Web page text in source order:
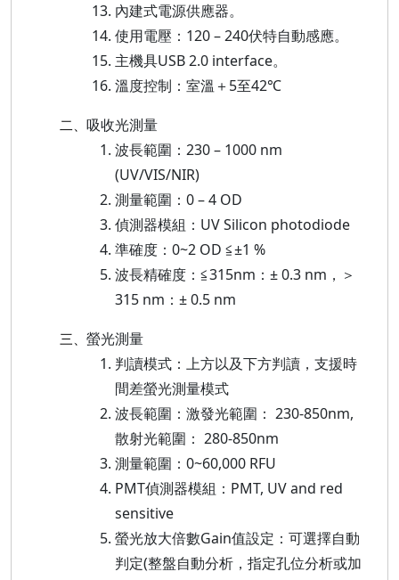
內建式電源供應器。
使用電壓：120 – 240伏特自動感應。
主機具USB 2.0 interface。
溫度控制：室溫＋5至42℃
二、 吸收光測量
波長範圍：230 – 1000 nm
(UV/VIS/NIR)
測量範圍：0 – 4 OD
偵測器模組：UV Silicon photodiode
準確度：0~2 OD ≦±1 %
波長精確度：≦315nm：± 0.3 nm，＞
315 nm：± 0.5 nm
三、 螢光測量
判讀模式：上方以及下方判讀，支援時
間差螢光測量模式
波長範圍：激發光範圍： 230-850nm,
散射光範圍： 280-850nm
測量範圍：0~60,000 RFU
PMT偵測器模組：PMT, UV and red
sensitive
螢光放大倍數Gain值設定：可選擇自動
判定(整盤自動分析，指定孔位分析或加